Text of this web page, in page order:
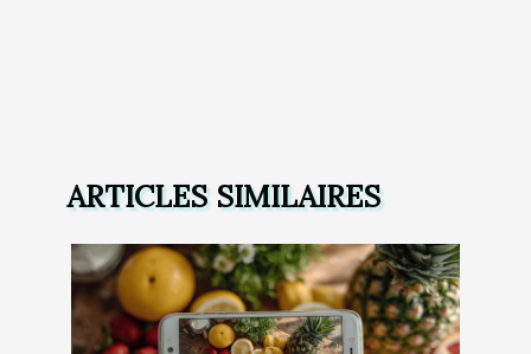
ARTICLES SIMILAIRES